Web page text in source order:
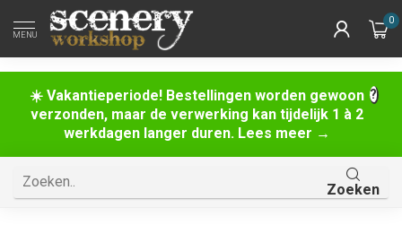
☀️ Vakantieperiode! Bestellingen worden gewoon
verzonden, maar de verwerking kan tijdelijk 1 à 2
werkdagen langer duren. Lees meer →
MENU
0
Zoeken